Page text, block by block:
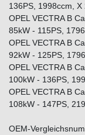
136PS, 1998ccm, X
OPEL VECTRA B
85kW - 115PS,
OPEL VECTRA B
92kW - 125PS,
OPEL VECTRA B
100kW - 136PS,
OPEL VECTRA B
108kW - 147PS,
OEM-